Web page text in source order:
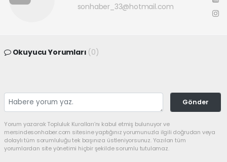
sonhaber_33@hotmail.com
Okuyucu Yorumları (0)
Gönder
Yorum yazarak Topluluk Kuralları’nı kabul etmiş bulunuyor ve
mersindesonhaber.com sitesine yaptığınız yorumunuzla ilgili doğrudan veya
dolaylı tüm sorumluluğu tek başınıza üstleniyorsunuz. Yazılan tüm
yorumlardan site yönetimi hiçbir şekilde sorumlu tutulamaz.